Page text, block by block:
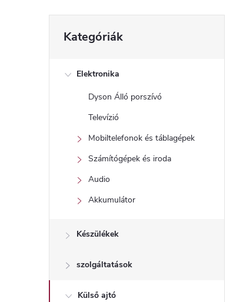
sátugrása
Kategóriák
Elektronika
Dyson Álló porszívó
Televízió
Mobiltelefonok és táblagépek
Számítógépek és iroda
Audio
Akkumulátor
Készülékek
szolgáltatások
Külső ajtó